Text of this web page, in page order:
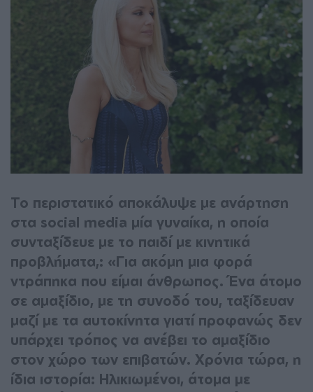
Το περιστατικό αποκάλυψε με ανάρτηση
στα social media μία γυναίκα, η οποία
συνταξίδευε με το παιδί με κινητικά
προβλήματα,: «Για ακόμη μια φορά
ντράπηκα που είμαι άνθρωπος. Ένα άτομο
σε αμαξίδιο, με τη συνοδό του, ταξίδευαν
μαζί με τα αυτοκίνητα γιατί προφανώς δεν
υπάρχει τρόπος να ανέβει το αμαξίδιο
στον χώρο των επιβατών. Χρόνια τώρα, η
ίδια ιστορία: Ηλικιωμένοι, άτομα με